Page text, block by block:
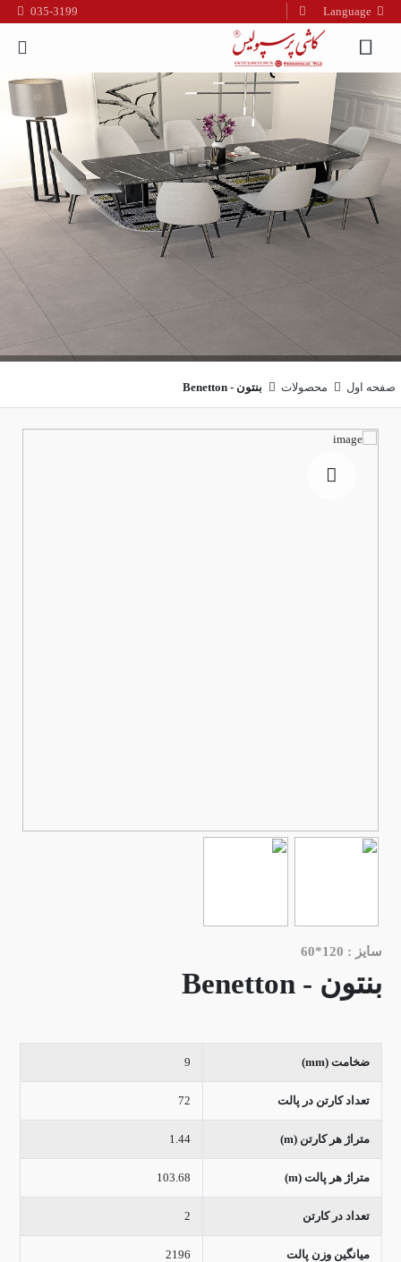
Language
فارسی
العربیه
035-3199
صفحه اول محصولات بنتون - Benetton
سایز : 120*60
بنتون - Benetton
ضخامت (mm) 9
تعداد کارتن در پالت 72
متراژ هر کارتن (m) 1.44
متراژ هر پالت (m) 103.68
تعداد در کارتن 2
میانگین وزن پالت 2196